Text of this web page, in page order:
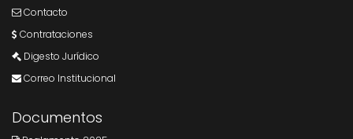
Contacto
Contrataciones
Digesto Jurídico
Correo Institucional
Documentos